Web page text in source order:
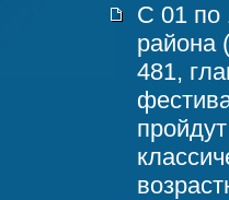
С 01 по
района
481,